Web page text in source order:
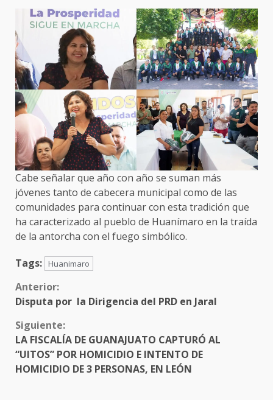
Cabe señalar que año con año se suman más
jóvenes tanto de cabecera municipal como de las
comunidades para continuar con esta tradición que
ha caracterizado al pueblo de Huanímaro en la traída
de la antorcha con el fuego simbólico.
Tags:
Huanimaro
Sigue
leyendo
Anterior:
Disputa por la Dirigencia del PRD en Jaral
Siguiente:
LA FISCALÍA DE GUANAJUATO CAPTURÓ AL
“UITOS” POR HOMICIDIO E INTENTO DE
HOMICIDIO DE 3 PERSONAS, EN LEÓN